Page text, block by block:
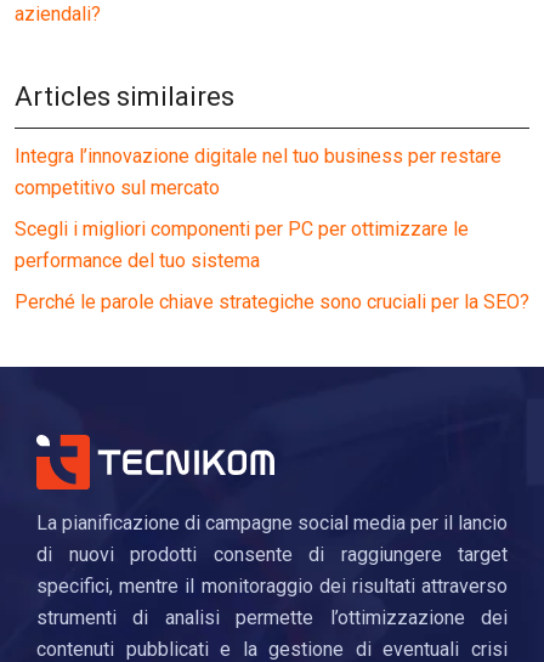
aziendali?
Articles similaires
Integra l’innovazione digitale nel tuo business per restare
competitivo sul mercato
Scegli i migliori componenti per PC per ottimizzare le
performance del tuo sistema
Perché le parole chiave strategiche sono cruciali per la SEO?
La pianificazione di campagne social media per il lancio
di nuovi prodotti consente di raggiungere target
specifici, mentre il monitoraggio dei risultati attraverso
strumenti di analisi permette l’ottimizzazione dei
contenuti pubblicati e la gestione di eventuali crisi